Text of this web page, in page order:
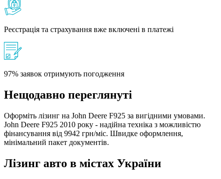
Реєстрація та страхування вже включені в платежі
97% заявок отримують погодження
Нещодавно переглянуті
Оформіть лізинг на John Deere F925 за вигідними умовами.
John Deere F925 2010 року - надійна техніка з можливістю
фінансування від 9942 грн/міс. Швидке оформлення,
мінімальний пакет документів.
Лізинг авто в містах України